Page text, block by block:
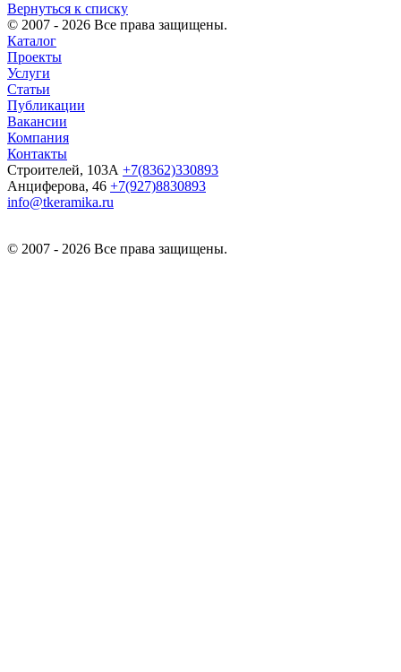
Вернуться к списку
© 2007 - 2026 Все права защищены.
Каталог
Проекты
Услуги
Статьи
Публикации
Вакансии
Компания
Контакты
Строителей, 103А +7(8362)330893
Анциферова, 46 +7(927)8830893
info@tkeramika.ru
© 2007 - 2026 Все права защищены.